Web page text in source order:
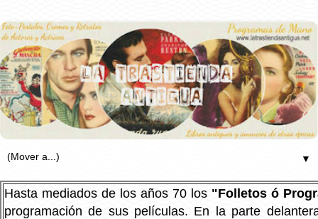
▼
Hasta mediados de los años 70 los "Folletos ó
programación de sus películas. En la parte